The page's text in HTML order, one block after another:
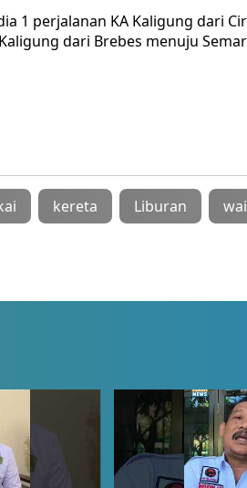
1 perjalanan KA Kaligung dari
dari Brebes menuju
kereta Liburan